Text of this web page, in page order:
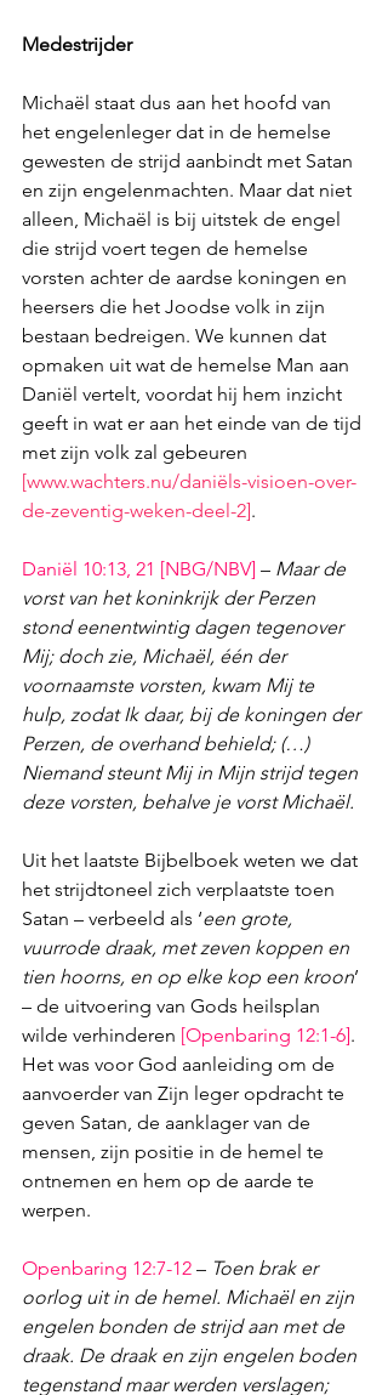
Medestrijder
Michaël staat dus aan het hoofd van
het engelenleger dat in de hemelse
gewesten de strijd aanbindt met Satan
en zijn engelenmachten. Maar dat niet
alleen, Michaël is bij uitstek de engel
die strijd voert tegen de hemelse
vorsten achter de aardse koningen en
heersers die het Joodse volk in zijn
bestaan bedreigen. We kunnen dat
opmaken uit wat de hemelse Man aan
Daniël vertelt, voordat hij hem inzicht
geeft in wat er aan het einde van de tijd
met zijn volk zal gebeuren
[www.wachters.nu/daniëls-visioen-over-
de-zeventig-weken-deel-2].
Daniël 10:13, 21 [NBG/NBV] – Maar de
vorst van het koninkrijk der Perzen
stond eenentwintig dagen tegenover
Mij; doch zie, Michaël, één der
voornaamste vorsten, kwam Mij te
hulp, zodat Ik daar, bij de koningen der
Perzen, de overhand behield; (…)
Niemand steunt Mij in Mijn strijd tegen
deze vorsten, behalve je vorst Michaël.
Uit het laatste Bijbelboek weten we dat
het strijdtoneel zich verplaatste toen
Satan – verbeeld als ‘een grote,
vuurrode draak, met zeven koppen en
tien hoorns, en op elke kop een kroon’
– de uitvoering van Gods heilsplan
wilde verhinderen [Openbaring 12:1-6].
Het was voor God aanleiding om de
aanvoerder van Zijn leger opdracht te
geven Satan, de aanklager van de
mensen, zijn positie in de hemel te
ontnemen en hem op de aarde te
werpen.
Openbaring 12:7-12 – Toen brak er
oorlog uit in de hemel. Michaël en zijn
engelen bonden de strijd aan met de
draak. De draak en zijn engelen boden
tegenstand maar werden verslagen;